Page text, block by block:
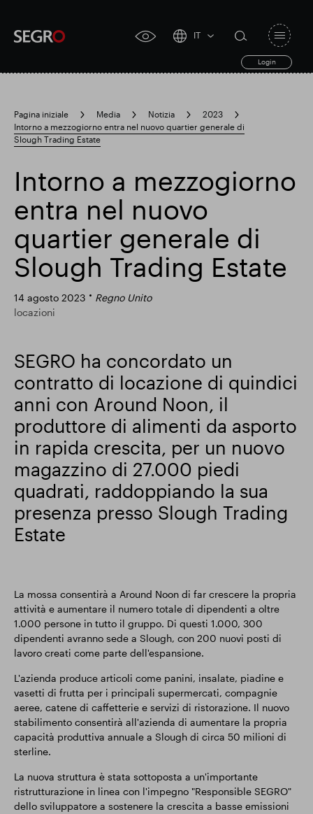
accessibility
IT
Login
search
form
search
Search
for
Ricerca popolare
Responsabile SEGRO
Slough proprietà commerciale
Aggiornamento commerciale
Parco intelligente
toggle
Pagina iniziale Media Notizia
2023
Intorno a mezzogiorno entra nel nuovo quartier generale di
Slough Trading Estate
Intorno a mezzogiorno
entra nel nuovo
quartier generale di
Slough Trading Estate
14 agosto 2023
Regno Unito
locazioni
SEGRO ha concordato un
contratto di locazione di quindici
anni con Around Noon, il
produttore di alimenti da asporto
in rapida crescita, per un nuovo
magazzino di 27.000 piedi
quadrati, raddoppiando la sua
presenza presso Slough Trading
Estate
La mossa consentirà a Around Noon di far crescere la propria
attività e aumentare il numero totale di dipendenti a oltre
1.000 persone in tutto il gruppo. Di questi 1.000, 300
dipendenti avranno sede a Slough, con 200 nuovi posti di
lavoro creati come parte dell'espansione.
L'azienda produce articoli come panini, insalate, piadine e
vasetti di frutta per i principali supermercati, compagnie
aeree, catene di caffetterie e servizi di ristorazione. Il nuovo
stabilimento consentirà all'azienda di aumentare la propria
capacità produttiva annuale a Slough di circa 50 milioni di
sterline.
La nuova struttura è stata sottoposta a un'importante
ristrutturazione in linea con l'impegno "Responsible SEGRO"
dello sviluppatore a sostenere la crescita a basse emissioni